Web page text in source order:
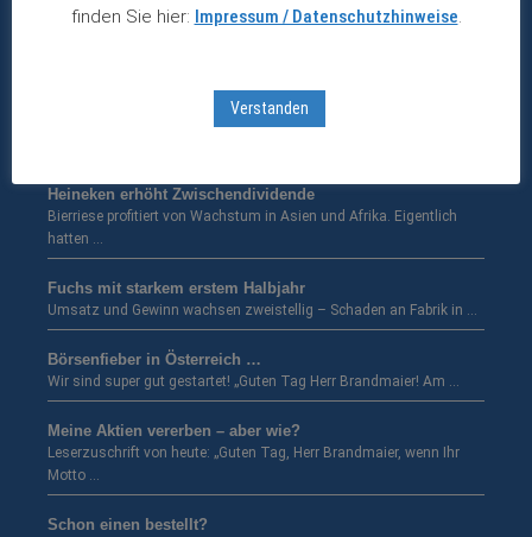
– wie passt das zusammen?
Während immer neue Stellenstreichungen bei deutschen
ITW glänzt mit stabilem Wachstum
Heineken erhöht Zwischendividende
Bierriese profitiert von Wachstum in Asien und Afrika. Eigentlich
hatten …
Fuchs mit starkem erstem Halbjahr
Umsatz und Gewinn wachsen zweistellig – Schaden an Fabrik in …
Börsenfieber in Österreich …
Wir sind super gut gestartet! „Guten Tag Herr Brandmaier! Am …
Meine Aktien vererben – aber wie?
Leserzuschrift von heute: „Guten Tag, Herr Brandmaier, wenn Ihr
Motto …
Schon einen bestellt?
finden Sie hier: Impressum / Datenschutzhinweise
Verstanden